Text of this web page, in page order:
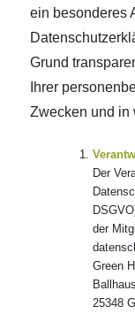
ein besonderes
Grund
Ihrer
Zwecken und in
Der
der
Green
25348